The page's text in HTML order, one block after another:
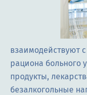
взаимодействуют
рациона больного
продукты,
безалкогольные